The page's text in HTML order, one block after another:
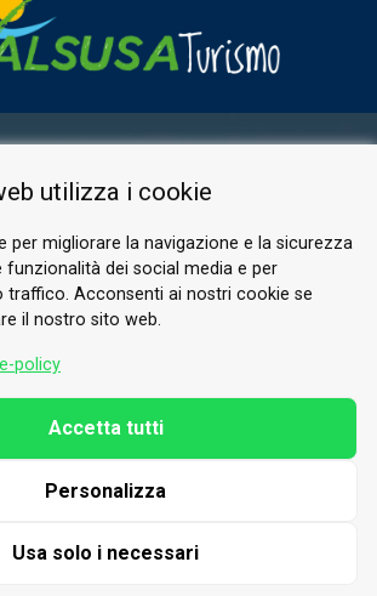
PRIVACY POLICY
© 2026 Valle di Susa
di Arte e Cultura Alpina
Tel.
info@vallesusa-tesori.it
utilizza i cookie
per migliorare la navigazione e la sicurezza
funzionalità dei social media e per
traffico. Acconsenti ai nostri cookie se
il nostro sito web.
policy
Usa solo i necessari
Personalizza
Accetta tutti